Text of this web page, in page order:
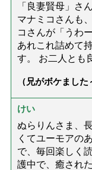
「良妻賢母」さ
マナミコさんも
コさんが「うわ
あれこれ詰めて
す。 お二人とも
（兄がボケまし
達』が届きました
けい
ぬらりんさま、
くてユーモアの
で、毎回楽しく
護中で、癒され